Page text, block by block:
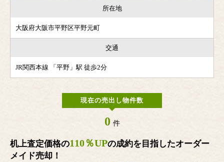
所在地
大阪府大阪市平野区平野元町
交通
JR関西本線 「平野」駅 徒歩2分
現在の売出し物件数
0 件
机上査定価格の110％UPの成約を目指したオーダー
メイド売却！